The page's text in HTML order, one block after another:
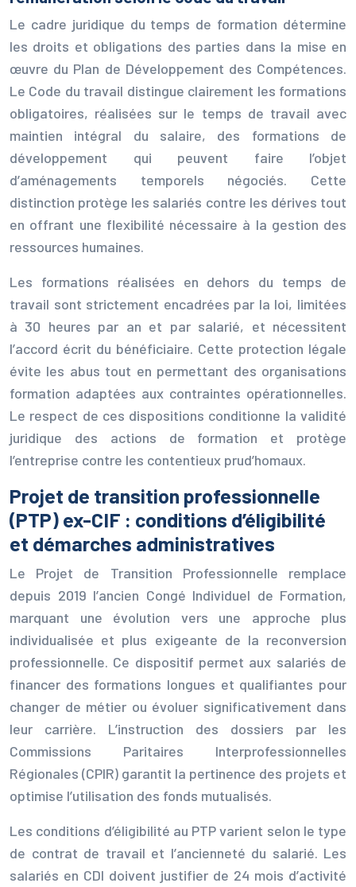
Le cadre juridique du temps de formation détermine
les droits et obligations des parties dans la mise en
œuvre du Plan de Développement des Compétences.
Le Code du travail distingue clairement les formations
obligatoires, réalisées sur le temps de travail avec
maintien intégral du salaire, des formations de
développement qui peuvent faire l’objet
d’aménagements temporels négociés. Cette
distinction protège les salariés contre les dérives tout
en offrant une flexibilité nécessaire à la gestion des
ressources humaines.
Les formations réalisées en dehors du temps de
travail sont strictement encadrées par la loi, limitées
à 30 heures par an et par salarié, et nécessitent
l’accord écrit du bénéficiaire. Cette protection légale
évite les abus tout en permettant des organisations
formation adaptées aux contraintes opérationnelles.
Le respect de ces dispositions conditionne la validité
juridique des actions de formation et protège
l’entreprise contre les contentieux prud’homaux.
Projet de transition professionnelle
(PTP) ex-CIF : conditions d’éligibilité
et démarches administratives
Le Projet de Transition Professionnelle remplace
depuis 2019 l’ancien Congé Individuel de Formation,
marquant une évolution vers une approche plus
individualisée et plus exigeante de la reconversion
professionnelle. Ce dispositif permet aux salariés de
financer des formations longues et qualifiantes pour
changer de métier ou évoluer significativement dans
leur carrière. L’instruction des dossiers par les
Commissions Paritaires Interprofessionnelles
Régionales (CPIR) garantit la pertinence des projets et
optimise l’utilisation des fonds mutualisés.
Les conditions d’éligibilité au PTP varient selon le type
de contrat de travail et l’ancienneté du salarié. Les
salariés en CDI doivent justifier de 24 mois d’activité